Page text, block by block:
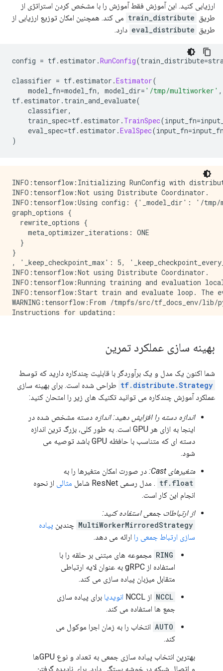
ارزیابی کنید. این آموزش فقط آموزش را با مشخص کردن استراتژی از
طریق train_distribute می کند. همچنین امکان توزیع ارزیابی از
طریق eval_distribute دارد.
config = tf. estimator .RunConfig(train_distribute=
classifier = tf. estimator .Estimator(
model_fn=model_fn, model_dir= '/tmp/multiworker' ,
tf. estimator . train_and_evaluate(
classifier,
train_spec=tf. estimator . TrainSpec(input_fn=
eval_spec=tf. estimator .EvalSpec(input_fn=
)
INFO:tensorflow:Initializing RunConfig with
INFO:tensorflow:Not using Distribute Coordinator.
INFO:tensorflow:Using config: {'_model_dir': '/tmp/
graph_options {
  rewrite_options {
    meta_optimizer_iterations: ONE
  }
}
, '_keep_checkpoint_max': 5,
INFO:tensorflow:Not using Distribute Coordinator.
INFO:tensorflow:Running training and evaluation
INFO:tensorflow:Start train and evaluate loop. The
WARNING:tensorflow:From /tmpfs/src/tf_docs_env/
Instructions for updating:
INFO:tensorflow:Calling model_fn.
/tmpfs/src/tf_docs_env/lib/python3.7/site-
INFO:tensorflow:Calling model_fn.
INFO:tensorflow:Done calling model_fn.
INFO:tensorflow:Done calling model_fn.
INFO:tensorflow:Create CheckpointSaverHook.
INFO:tensorflow:Create CheckpointSaverHook.
WARNING:tensorflow:From /tmpfs/src/
Instructions for updating:
Use the iterator's `initializer` property instead.
WARNING:tensorflow:From /tmpfs/src/
Use the iterator's `initializer` property instead.
INFO:tensorflow:Graph was finalized.
INFO:tensorflow:Graph was finalized.
INFO:tensorflow:Running local_init_op.
INFO:tensorflow:Running local_init_op.
INFO:tensorflow:Done running local_init_op.
INFO:tensorflow:Done running local_init_op.
INFO:tensorflow:Calling checkpoint listeners
INFO:tensorflow:Calling checkpoint listeners
INFO:tensorflow:Saving checkpoints for 0 into /tmp/
INFO:tensorflow:Saving checkpoints for 0 into /tmp/
INFO:tensorflow:Calling checkpoint listeners after
INFO:tensorflow:Calling checkpoint listeners after
2022-01-26 05:29:43.503603: W tensorflow/core/
    .  Registered:  device='CPU'
2022-01-26 05:29:43.504873: W tensorflow/core/
INFO:tensorflow:loss = 2.292878, step = 0
INFO:tensorflow:loss = 2.292878, step = 0
بهینه سازی عملکرد تمرین
شما اکنون یک مدل و یک برآوردگر با قابلیت چندکاره دارید که توسط
tf.distribute.Strategy طراحی شده است. برای بهینه سازی
عملکرد آموزش چندکاره می توانید تکنیک های زیر را امتحان کنید:
اندازه دسته را افزایش دهید: اندازه دسته مشخص شده در
اینجا به ازای هر GPU است. به طور کلی، بزرگ ترین اندازه
دسته ای که متناسب با حافظه GPU باشد توصیه می
شود.
متغیرهای Cast:
در صورت امکان متغیرها را به
tf.float . مدل رسمی ResNet شامل مثالی از نحوه
انجام این کار است.
از ارتباطات جمعی استفاده کنید:
MultiWorkerMirroredStrategy چندین پیاده
سازی ارتباط جمعی را ارائه می دهد.
RING مجموعه های مبتنی بر حلقه را با
استفاده از gRPC به عنوان لایه ارتباطی
متقابل میزبان پیاده سازی می کند.
NCCL از NCCL انویدیا برای پیاده سازی
جمع ها استفاده می کند.
AUTO انتخاب را به زمان اجرا موکول می
کند.
بهترین انتخاب پیاده سازی جمعی به تعداد و نوع GPUها
و اتصال شبکه در خوشه بستگی دارد. برای نادیده گرفتن